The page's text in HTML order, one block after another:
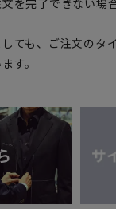
を完了できない場
ても、ご注文のタ
す。